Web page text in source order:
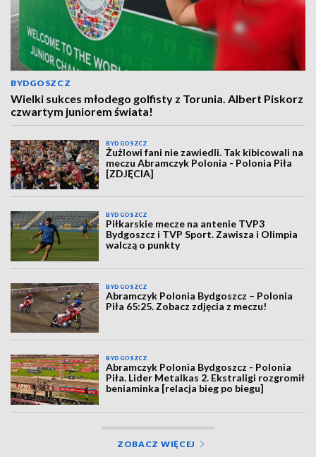
BYDGOSZCZ
Wielki sukces młodego golfisty z Torunia. Albert Piskorz
czwartym juniorem świata!
BYDGOSZCZ
Żużlowi fani nie zawiedli. Tak kibicowali na
meczu Abramczyk Polonia - Polonia Piła
[ZDJĘCIA]
BYDGOSZCZ
Piłkarskie mecze na antenie TVP3
Bydgoszcz i TVP Sport. Zawisza i Olimpia
walczą o punkty
BYDGOSZCZ
Abramczyk Polonia Bydgoszcz – Polonia
Piła 65:25. Zobacz zdjęcia z meczu!
BYDGOSZCZ
Abramczyk Polonia Bydgoszcz - Polonia
Piła. Lider Metalkas 2. Ekstraligi rozgromił
beniaminka [relacja bieg po biegu]
ZOBACZ WIĘCEJ